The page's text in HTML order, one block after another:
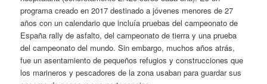
programa creado en 2017 destinado a jóvenes menores de 27
años con un calendario que incluía pruebas del campeonato de
España rally de asfalto, del campeonato de tierra y una prueba
del campeonato del mundo. Sin embargo, muchos años atrás,
fue un asentamiento de pequeños refugios y construcciones que
los marineros y pescadores de la zona usaban para guardar sus